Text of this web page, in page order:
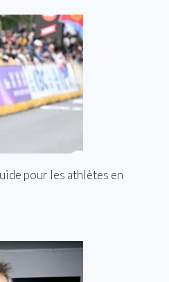
pour les athlètes en